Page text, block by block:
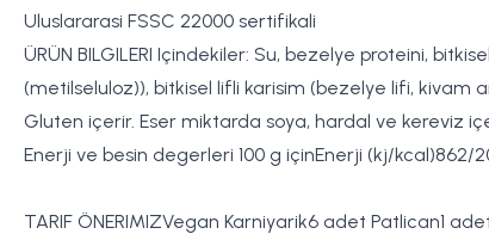
Uluslararasi FSSC 22000 sertifikali
ÜRÜN BILGILERI Içindekiler: Su, bezelye proteini,
(metilseluloz)), bitkisel lifli karisim (bezelye lifi,
Gluten içerir. Eser miktarda soya, hardal ve kereviz
Enerji ve besin degerleri 100 g içinEnerji (kj/kcal)862/
TARIF ÖNERIMIZVegan Karniyarik6 adet Patlican1